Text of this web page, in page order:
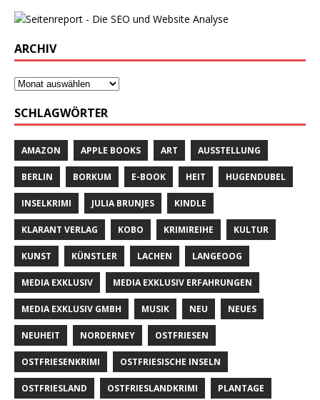
ARCHIV
SCHLAGWÖRTER
AMAZON APPLE BOOKS ART AUSSTELLUNG
BERLIN BORKUM E-BOOK HEIT HUGENDUBEL
INSELKRIMI JULIA BRUNJES KINDLE
KLARANT VERLAG KOBO KRIMIREIHE KULTUR
KUNST KÜNSTLER LACHEN LANGEOOG
MEDIA EXKLUSIV MEDIA EXKLUSIV ERFAHRUNGEN
MEDIA EXKLUSIV GMBH MUSIK NEU NEUES
NEUHEIT NORDERNEY OSTFRIESEN
OSTFRIESENKRIMI OSTFRIESISCHE INSELN
OSTFRIESLAND OSTFRIESLANDKRIMI PLANTAGE